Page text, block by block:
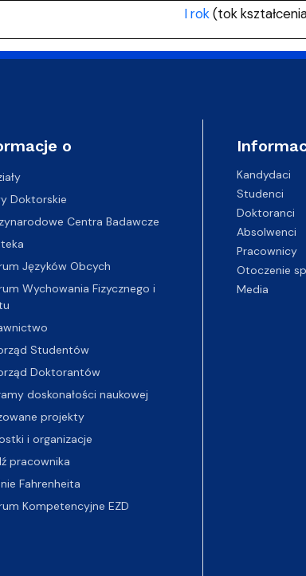
I rok(tok
o
Doktorskie
Centra Badawcze
Języków Obcych
Wychowania Fizycznego i
Studentów
Doktorantów
doskonałości naukowej
projekty
i organizacje
pracownika
Fahrenheita
Kompetencyjne EZD
Kandydaci
Studenci
Doktoranci
Absolwenci
Pracownicy
Otoczenie
Media